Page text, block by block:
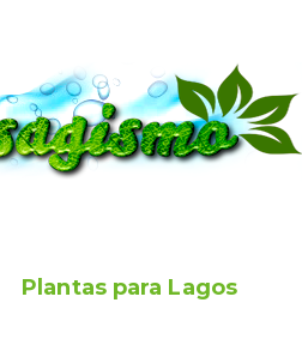
Plantas para Lagos